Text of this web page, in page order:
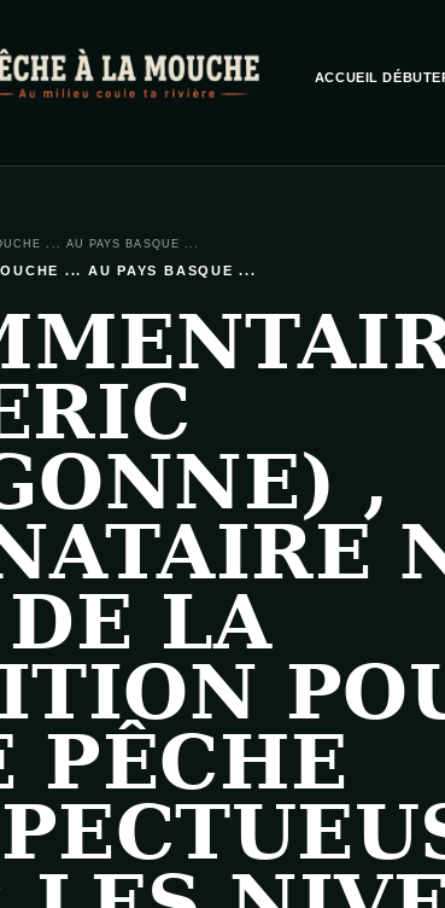
ACCUEIL
... AU PAYS BASQUE ...
... AU PAYS BASQUE ...
,
LA
PÊCHE